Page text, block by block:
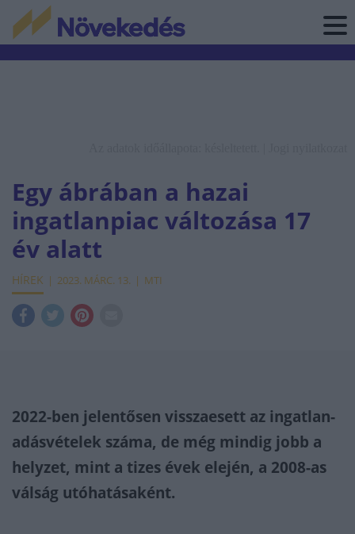
Egy ábrában a hazai
ingatlanpiac változása 17
év alatt
HÍREK 2023. MÁRC. 13. MTI
2022-ben jelentősen visszaesett az ingatlan-
adásvételek száma, de még mindig jobb a
helyzet, mint a tizes évek elején, a 2008-as
válság utóhatásaként.